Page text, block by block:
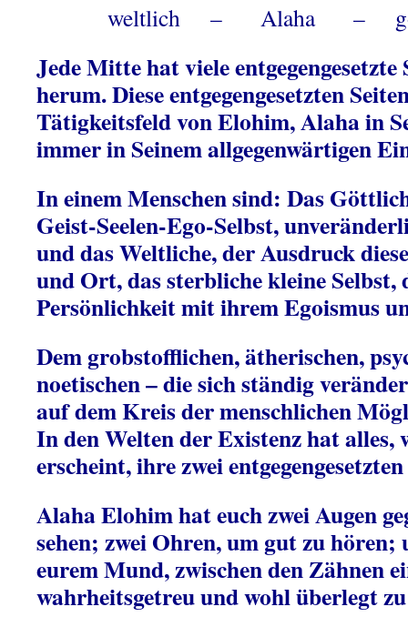
weltlich – Alaha –
Jede Mitte hat viele
herum. Diese entgegengesetzten
Tätigkeitsfeld von Elohim, Alaha in
immer in Seinem allgegenwärtigen
In einem Menschen sind: Das
Geist-Seelen-Ego-Selbst,
und das Weltliche, der Ausdruck
und Ort, das sterbliche kleine Selbst,
Persönlichkeit mit ihrem Egoismus
Dem grobstofflichen, ätherischen,
noetischen – die sich ständig
auf dem Kreis der menschlichen
In den Welten der Existenz hat alles,
erscheint, ihre zwei
Alaha Elohim hat euch zwei Augen
sehen; zwei Ohren, um gut zu hören;
eurem Mund, zwischen den Zähnen
wahrheitsgetreu und wohl überlegt